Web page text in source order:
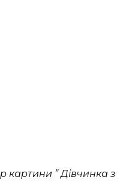
картини ” Дівчинка з